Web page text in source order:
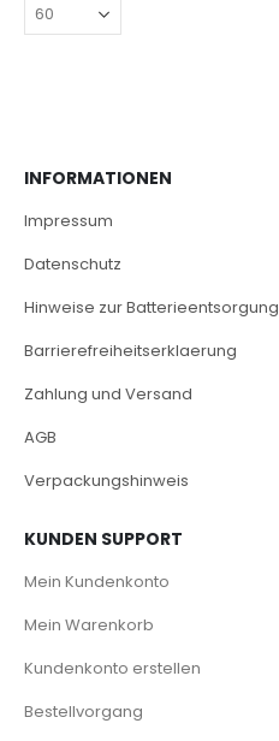
INFORMATIONEN
Impressum
Datenschutz
Hinweise zur Batterieentsorgung
Barrierefreiheitserklaerung
Zahlung und Versand
AGB
Verpackungshinweis
KUNDEN SUPPORT
Mein Kundenkonto
Mein Warenkorb
Kundenkonto erstellen
Bestellvorgang